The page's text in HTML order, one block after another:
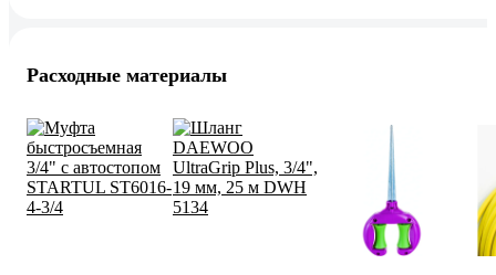
Расходные материалы